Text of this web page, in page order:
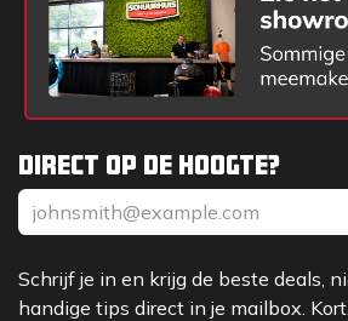
Direct op de hoogte?
Schrijf je in en krijg de beste deals,
handige tips direct in je mailbox.